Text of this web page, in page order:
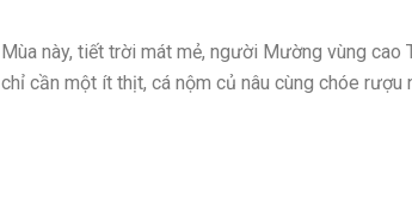
Mùa này, tiết trời mát mẻ, người Mường vùng cao
chỉ cần một ít thịt, cá nộm củ nâu cùng chóe